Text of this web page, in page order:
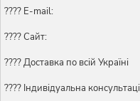
???? E-mail:
???? Сайт:
???? Доставка по всій Україні
????️ Індивідуальна